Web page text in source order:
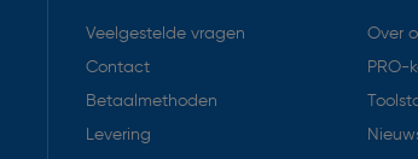
Veelgestelde vragen
Contact
Betaalmethoden
Levering
Over
PRO-